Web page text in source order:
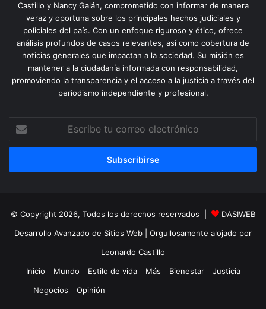
Castillo y Nancy Galán, comprometido con informar de manera
veraz y oportuna sobre los principales hechos judiciales y
policiales del país. Con un enfoque riguroso y ético, ofrece
análisis profundos de casos relevantes, así como cobertura de
noticias generales que impactan a la sociedad. Su misión es
mantener a la ciudadanía informada con responsabilidad,
promoviendo la transparencia y el acceso a la justicia a través del
periodismo independiente y profesional.
correo
© Copyright 2026, Todos los derechos reservados |
DASIWEB
Desarrollo Avanzado de Sitios Web | Orgullosamente alojado por
Leonardo Castillo
Inicio
Mundo Estilo de vida Más Bienestar
Justicia
Negocios
Opinión